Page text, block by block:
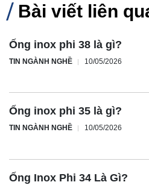
Bài viết liên
Ống inox phi 38 là gì?
TIN NGÀNH NGHỀ 10/05/2026
Ống inox phi 35 là gì?
TIN NGÀNH NGHỀ 10/05/2026
Ống Inox Phi 34 Là Gì?